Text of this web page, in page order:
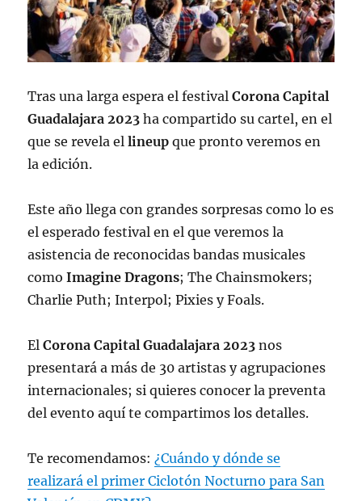
Tras una larga espera el festivalCorona Capital
Guadalajara 2023 ha compartido su cartel, en el
que se revela ellineup que pronto veremos en
la edición.
Este año llega con grandes sorpresas como lo es
el esperado festival en el que veremos la
asistencia de reconocidas bandas musicales
comoImagine Dragons; The Chainsmokers;
Charlie Puth; Interpol; Pixies y Foals.
ElCorona Capital Guadalajara 2023 nos
presentará a más de 30 artistas y agrupaciones
internacionales; si quieres conocer la preventa
del evento aquí te compartimos los detalles.
Te recomendamos:¿Cuándo y dónde se
realizará el primer Ciclotón Nocturno para San